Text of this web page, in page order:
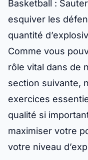
Basketball :
esquiver les
quantité
Comme vous
rôle vital dans de
section suivante,
exercices
qualité si
maximiser votre
votre niveau